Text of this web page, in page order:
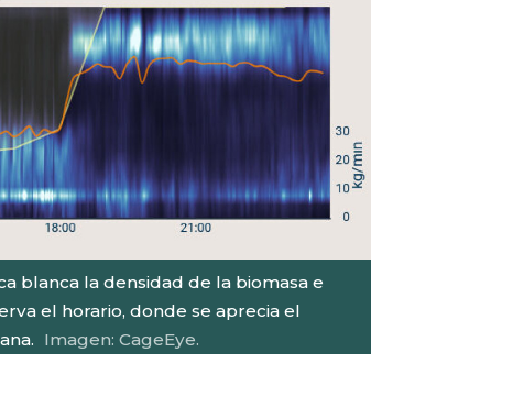
blanca la densidad de la biomasa e
el horario, donde se aprecia el
Imagen: CageEye.